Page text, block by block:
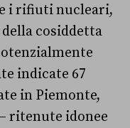
i rifiuti nucleari,
cosiddetta
indicate 67
in Piemonte,
ritenute idonee